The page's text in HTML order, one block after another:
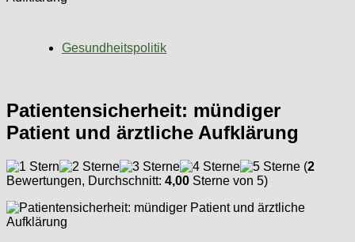
Gesundheitspolitik
Patientensicherheit: mündiger
Patient und ärztliche Aufklärung
(2
Bewertungen, Durchschnitt: 4,00 Sterne von 5)